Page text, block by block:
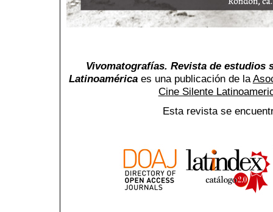
Vivomatografías. Revista de estudios
Latinoaméricaes una publicación de la
Cine Silente
Esta revista se